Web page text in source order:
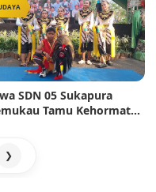
SDN 05 Sukapura
Tamu Kehormatan
❯